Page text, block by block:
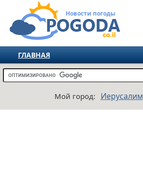
Новости погоды
ГЛАВНАЯ
ИЗРАИЛЬ
ЕВРОПА
Мой город: Иерусалим